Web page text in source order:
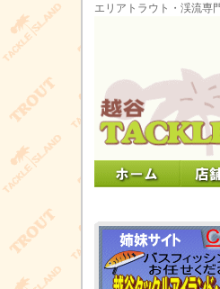
エリアトラウト・渓流